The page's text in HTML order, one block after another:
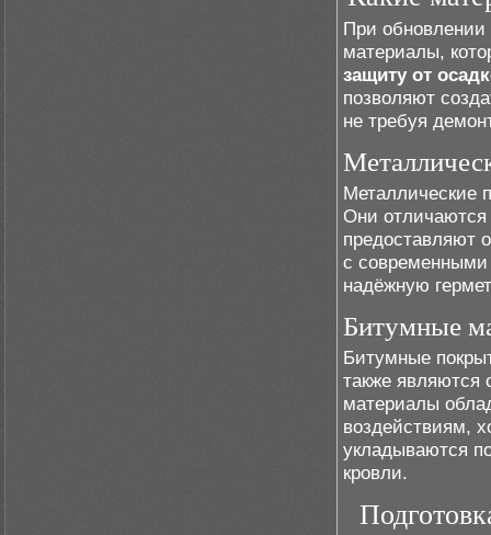
При обновлении
материалы,
защиту от
позволяют
не требуя
Металлические
Они отличаются
предоставляют
с современными
надёжную
Битумные
Битумные
также
материалы
воздействиям,
укладываются
кровли.